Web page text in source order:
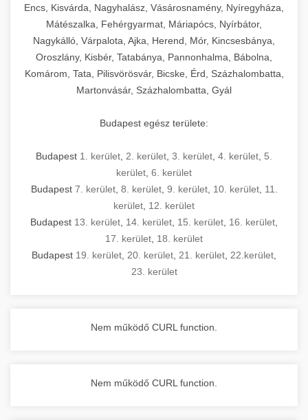
Encs, Kisvárda, Nagyhalász, Vásárosnamény, Nyíregyháza,
Mátészalka, Fehérgyarmat, Máriapócs, Nyírbátor,
Nagykálló, Várpalota, Ajka, Herend, Mór, Kincsesbánya,
Oroszlány, Kisbér, Tatabánya, Pannonhalma, Bábolna,
Komárom, Tata, Pilisvörösvár, Bicske, Érd, Százhalombatta,
Martonvásár, Százhalombatta, Gyál
Budapest egész területe:
Budapest 1. kerület 2. kerület 3. kerület 4. kerület 5.
kerület 6. kerület
Budapest 7. kerület, 8. kerület, 9. kerület, 10. kerület, 11.
kerület 12. kerület
Budapest 13. kerület 14. kerület 15. kerület 16. kerület
17. kerület 18. kerület
Budapest 19. kerület 20. kerület 21. kerület 22.kerület
23. kerület
Nem működő CURL function.
Nem működő CURL function.